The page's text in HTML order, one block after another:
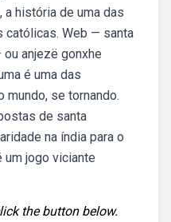
história de uma das
católicas. Web — santa
anjezë gonxhe
é uma das
se tornando.
de santa
na índia para o
jogo viciante
the button below.